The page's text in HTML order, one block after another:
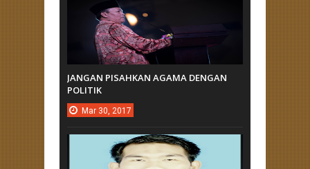
JANGAN PISAHKAN AGAMA DENGAN
POLITIK
Mar 30, 2017